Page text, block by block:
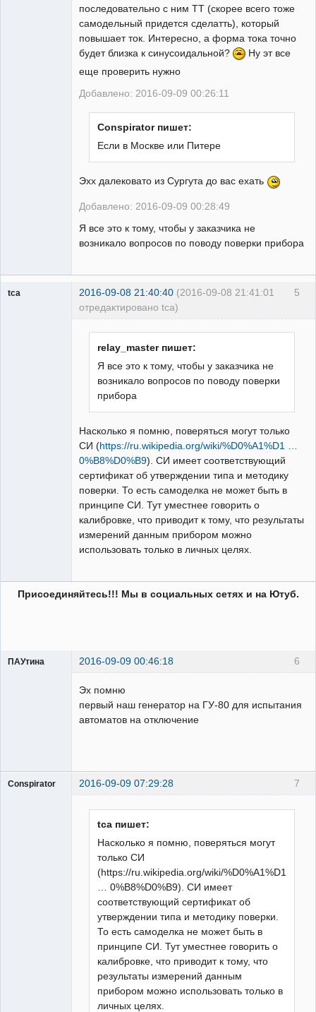
последовательно с ним ТТ (скорее всего тоже
самодельный придется сделатть), который
повышает ток. Интересно, а форма тока точно
будет близка к синусоидальной?
Ну эт все
еще проверить нужно
Добавлено: 2016-09-09 00:26:11
Conspirator пишет:
Если в Москве или Питере
Эхх далековато из Сургута до вас ехать
Добавлено: 2016-09-09 00:28:49
Я все это к тому, чтобы у заказчика не
возникало вопросов по поводу поверки прибора
5
tca 2016-09-08 21:40:40 (2016-09-08 21:41:01
отредактировано tca)
relay_master пишет:
Я все это к тому, чтобы у заказчика не
возникало вопросов по поводу поверки
прибора
Насколько я помню, поверяться могут только
СИ (https://ru.wikipedia.org/wiki/%D0%A1%D1 …
0%B8%D0%B9). СИ имеет соответствующий
сертификат об утверждении типа и методику
поверки. То есть самоделка не может быть в
принципе СИ. Тут уместнее говорить о
калибровке, что приводит к тому, что результаты
измерений данным прибором можно
использовать только в личных целях.
Присоединяйтесь!!! Мы в социальных сетях и на Ютуб.
6
ПАУтина 2016-09-09 00:46:18
Эх помню
первый наш генератор на ГУ-80 для испытания
автоматов на отключение
7
Conspirator 2016-09-09 07:29:28
tca пишет:
Насколько я помню, поверяться могут
только СИ
(https://ru.wikipedia.org/wiki/%D0%A1%D1
… 0%B8%D0%B9). СИ имеет
соответствующий сертификат об
утверждении типа и методику поверки.
То есть самоделка не может быть в
принципе СИ. Тут уместнее говорить о
калибровке, что приводит к тому, что
результаты измерений данным
прибором можно использовать только в
личных целях.